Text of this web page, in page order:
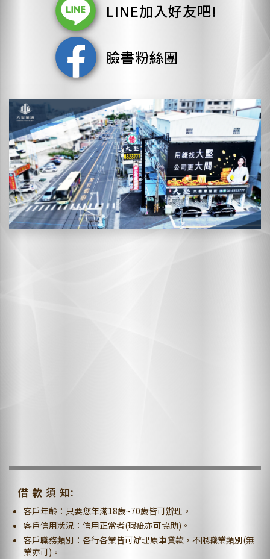
LINE加入好友吧!
臉書粉絲團
借 款 須 知:
客戶年齡：只要您年滿18歲~70歲皆可辦理。
客戶信用狀況：信用正常者(瑕疵亦可協助)。
客戶職務類別：各行各業皆可辦理原車貸款，不限職業類別(無
業亦可)。